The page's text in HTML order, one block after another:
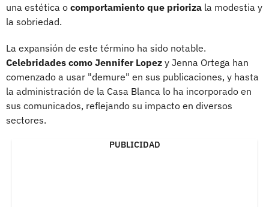
una estética o comportamiento que prioriza la modestia y
la sobriedad.
La expansión de este término ha sido notable.
Celebridades como Jennifer Lopez y Jenna Ortega han
comenzado a usar "demure" en sus publicaciones, y hasta
la administración de la Casa Blanca lo ha incorporado en
sus comunicados, reflejando su impacto en diversos
sectores.
PUBLICIDAD